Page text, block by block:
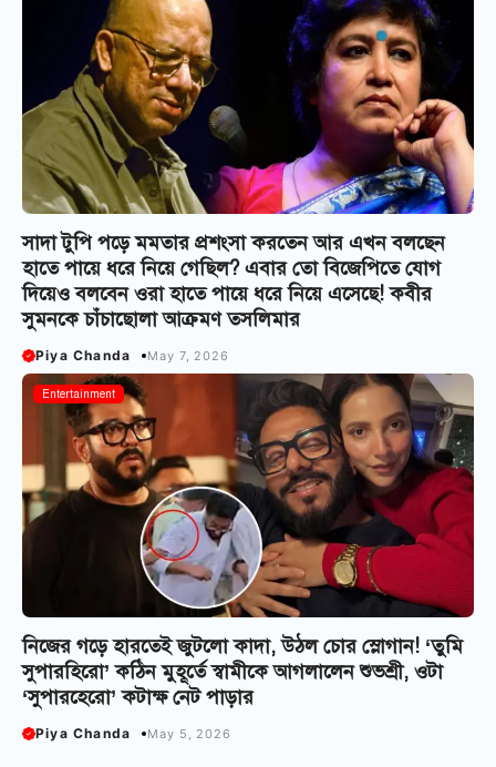
সাদা টুপি পড়ে মমতার প্রশংসা করতেন আর এখন বলছেন
হাতে পায়ে ধরে নিয়ে গেছিল? এবার তো বিজেপিতে যোগ
দিয়েও বলবেন ওরা হাতে পায়ে ধরে নিয়ে এসেছে! কবীর
সুমনকে চাঁচাছোলা আক্রমণ তসলিমার
Piya Chanda May 7, 2026
Entertainment
নিজের গড়ে হারতেই জুটলো কাদা, উঠল চোর স্লোগান! ‘তুমি
সুপারহিরো’ কঠিন মুহূর্তে স্বামীকে আগলালেন শুভশ্রী, ওটা
‘সুপারহেরো’ কটাক্ষ নেট পাড়ার
Piya Chanda May 5, 2026